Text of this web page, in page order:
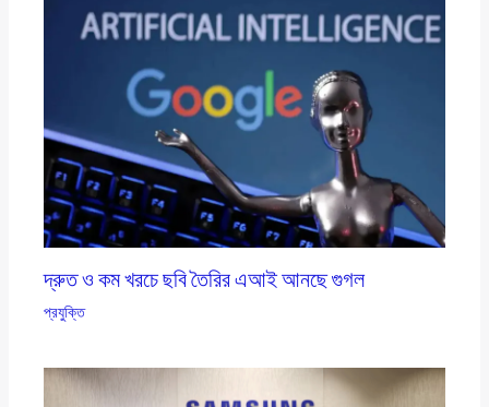
দ্রুত ও কম খরচে ছবি তৈরির এআই আনছে গুগল
প্রযুক্তি